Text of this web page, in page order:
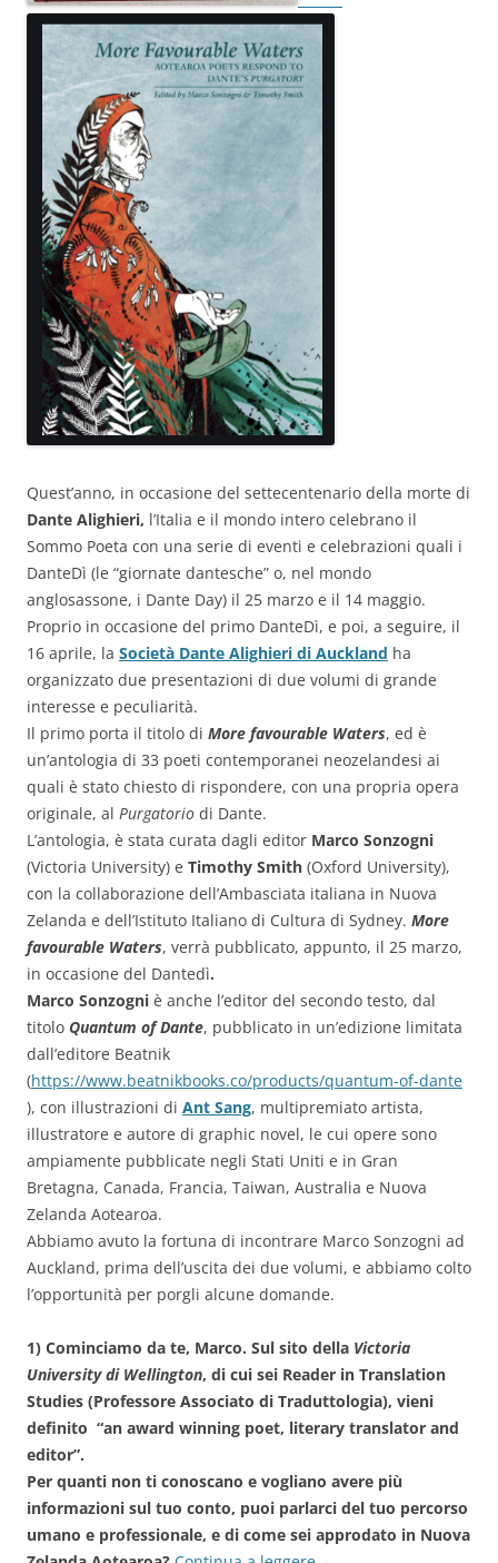
Quest’anno, in occasione del settecentenario della morte di
Dante Alighieri, l’Italia e il mondo intero celebrano il
Sommo Poeta con una serie di eventi e celebrazioni quali i
DanteDì (le “giornate dantesche” o, nel mondo
anglosassone, i Dante Day) il 25 marzo e il 14 maggio.
Proprio in occasione del primo DanteDì, e poi, a seguire, il
16 aprile, la Società Dante Alighieri di Auckland ha
organizzato due presentazioni di due volumi di grande
interesse e peculiarità.
Il primo porta il titolo di More favourable Waters, ed è
un’antologia di 33 poeti contemporanei neozelandesi ai
quali è stato chiesto di rispondere, con una propria opera
originale, al Purgatorio di Dante.
L’antologia, è stata curata dagli editor Marco Sonzogni
(Victoria University) e Timothy Smith (Oxford University),
con la collaborazione dell’Ambasciata italiana in Nuova
Zelanda e dell’Istituto Italiano di Cultura di Sydney. More
favourable Waters, verrà pubblicato, appunto, il 25 marzo,
in occasione del Dantedì.
Marco Sonzogni è anche l’editor del secondo testo, dal
titolo Quantum of Dante, pubblicato in un’edizione limitata
dall’editore Beatnik
(https://www.beatnikbooks.co/products/quantum-of-dante
), con illustrazioni di Ant Sang, multipremiato artista,
illustratore e autore di graphic novel, le cui opere sono
ampiamente pubblicate negli Stati Uniti e in Gran
Bretagna, Canada, Francia, Taiwan, Australia e Nuova
Zelanda Aotearoa.
Abbiamo avuto la fortuna di incontrare Marco Sonzogni ad
Auckland, prima dell’uscita dei due volumi, e abbiamo colto
l’opportunità per porgli alcune domande.
1) Cominciamo da te, Marco. Sul sito della Victoria
University di Wellington, di cui sei Reader in Translation
Studies (Professore Associato di Traduttologia), vieni
definito “an award winning poet, literary translator and
editor”.
Per quanti non ti conoscano e vogliano avere più
informazioni sul tuo conto, puoi parlarci del tuo percorso
umano e professionale, e di come sei approdato in Nuova